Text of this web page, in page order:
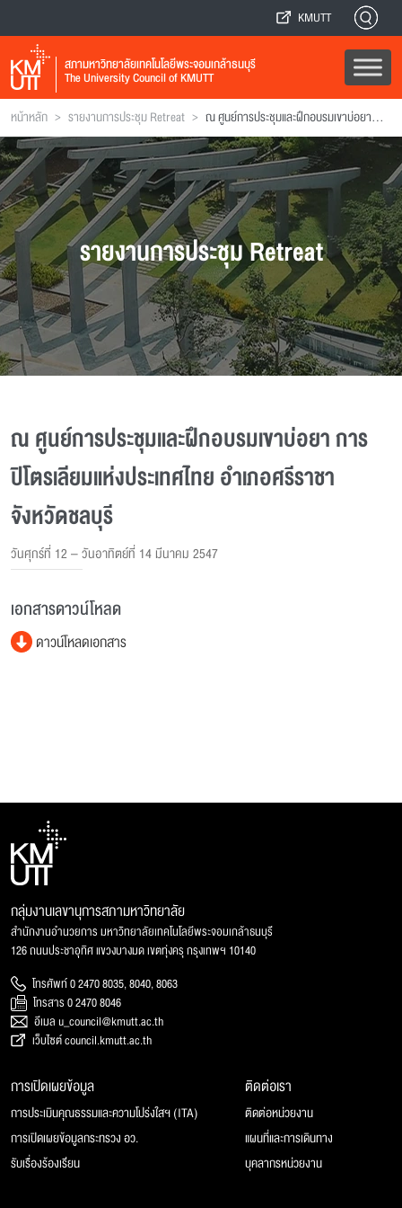
KMUTT
สภามหาวิทยาลัยเทคโนโลยีพระจอมเกล้าธนบุรี
The University Council of KMUTT
หน้าหลัก > รายงานการประชุม Retreat > ณ ศูนย์การประชุมและฝึกอบรมเขาบ่อยา การปิโตรเลียมแห่งประเทศไทย อำเภอศรีราชา จังหวัดชลบุรี
รายงานการประชุม Retreat
ณ ศูนย์การประชุมและฝึกอบรมเขาบ่อยา การ
ปิโตรเลียมแห่งประเทศไทย อำเภอศรีราชา
จังหวัดชลบุรี
วันศุกร์ที่ 12 – วันอาทิตย์ที่ 14 มีนาคม 2547
เอกสารดาวน์โหลด
ดาวน์โหลดเอกสาร
กลุ่มงานเลขานุการสภามหาวิทยาลัย
สำนักงานอำนวยการ มหาวิทยาลัยเทคโนโลยีพระจอมเกล้าธนบุรี
126 ถนนประชาอุทิศ แขวงบางมด เขตทุ่งครุ กรุงเทพฯ 10140
โทรศัพท์ 0 2470 8035, 8040, 8063
โทรสาร 0 2470 8046
อีเมล u_council@kmutt.ac.th
เว็บไซต์ council.kmutt.ac.th
การเปิดเผยข้อมูล
การประเมินคุณธรรมและความโปร่งใสฯ (ITA)
การเปิดเผยข้อมูลกระทรวง อว.
รับเรื่องร้องเรียน
ติดต่อเรา
ติดต่อหน่วยงาน
แผนที่และการเดินทาง
บุคลากรหน่วยงาน